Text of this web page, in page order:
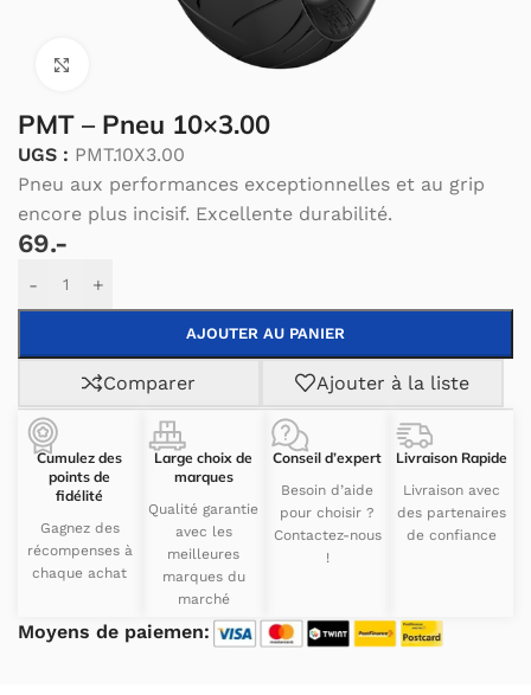
Cliquez pour agrandir.
PMT – Pneu 10×3.00
UGS : PMT.10X3.00
Pneu aux performances exceptionnelles et au grip
encore plus incisif. Excellente durabilité.
69.-
- +
AJOUTER AU PANIER
Alternative:
Comparer Ajouter à la liste
Cumulez des
points de
fidélité
Gagnez des
récompenses à
chaque achat
Large choix de
marques
Qualité garantie
avec les
meilleures
marques du
marché
Conseil d’expert
Besoin d’aide
pour choisir ?
Contactez-nous
!
Livraison Rapide
Livraison avec
des partenaires
de confiance
Moyens de paiemen: